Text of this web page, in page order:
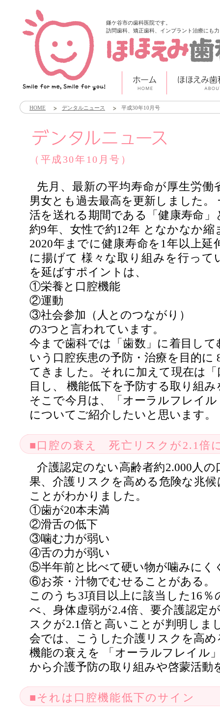
鎌ケ谷市の歯科医院です。
訪問歯科、矯正歯科、インプラント治療にも
HOME デンタルニュース 平成30年10月号
（平成30年10月号）
先月、最新の平均寿命が厚生労働
男女とも過去最高を更新しました。
活を送れる期間である「健康寿命
約9年、女性で約12年 となかなか
2020年までに健康寿命を1年以上延
に揚げて 様々な取り組みを行って
を延ばすポイントは、
①栄養と口腔機能
②運動
③社会参加（人とのつながり）
の3つと言われています。
今まで歯科では「歯数」に着目し
いう口腔疾患の予防・治療を目的に
てきました。それに加えて現在は
目し、 機能低下を予防する取り組
そこで今月は、「オーラルフレイ
についてご紹介したいと思います。
■口腔の衰え 死亡リスクが2.1倍
介護認定のない高齢者約2.000人
果、介護リスクを高める危険な兆
ことがわかりました。
①歯が20本未満
②滑舌の低下
③噛む力が弱い
④舌の力が弱い
⑤半年前と比べて硬い物が噛みにく
⑥お茶・汁物でむせることがある。
このうち3項目以上に該当した16％
べ、身体虚弱が2.4倍、要介護認定
スクが2.1倍と高いことが判明しま
会では、こうした介護リスクを高
機能の衰えを 「オーラルフレイル
から介護予防の取り組みや啓蒙活動
■それは口腔機能低下のサイン